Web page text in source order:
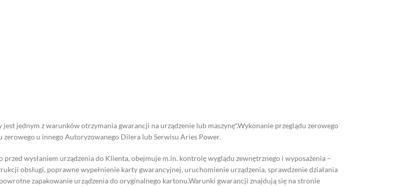
jednym z warunków otrzymania gwarancji na urządzenie lub maszynę*.Wykonanie przeglądu zerowego
u innego Autoryzowanego Dilera lub Serwisu Aries Power.
wysłaniem urządzenia do Klienta, obejmuje m.in. kontrolę wyglądu zewnętrznego i wyposażenia –
obsługi, poprawne wypełnienie karty gwarancyjnej, uruchomienie urządzenia, sprawdzenie działania
zapakowanie urządzenia do oryginalnego kartonu.Warunki gwarancji znajdują się na stronie